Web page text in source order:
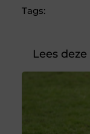
Tags:
Lees deze